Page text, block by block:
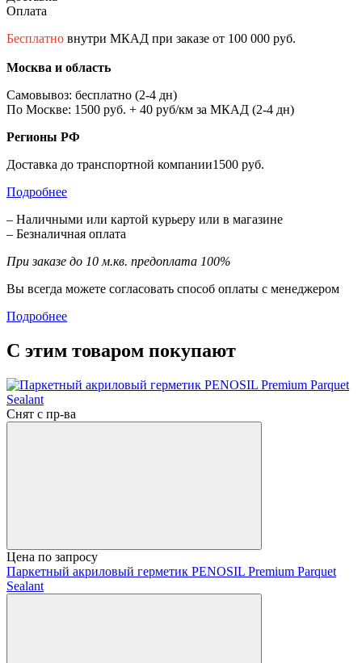
Оплата
Бесплатно внутри МКАД при заказе от 100 000 руб.
Москва и область
Самовывоз: бесплатно (2-4 дн)
По Москве: 1500 руб. + 40 руб/км за МКАД (2-4 дн)
Регионы РФ
Доставка до транспортной компании1500 руб.
Подробнее
– Наличными или картой курьеру или в магазине
– Безналичная оплата
При заказе до 10 м.кв. предоплата 100%
Вы всегда можете согласовать способ оплаты с менеджером
Подробнее
С этим товаром покупают
Снят с пр-ва
Цена по запросу
Паркетный акриловый герметик PENOSIL Premium Parquet
Sealant